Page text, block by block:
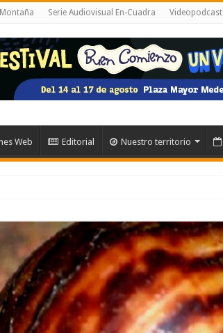
Serie Audiovisual En-Cuadra Videopodcast
Web Editorial Nuestro territorio